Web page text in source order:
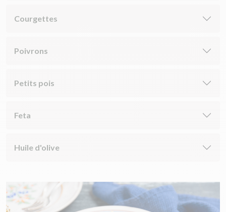
Courgettes
Poivrons
Petits pois
Feta
Huile d'olive